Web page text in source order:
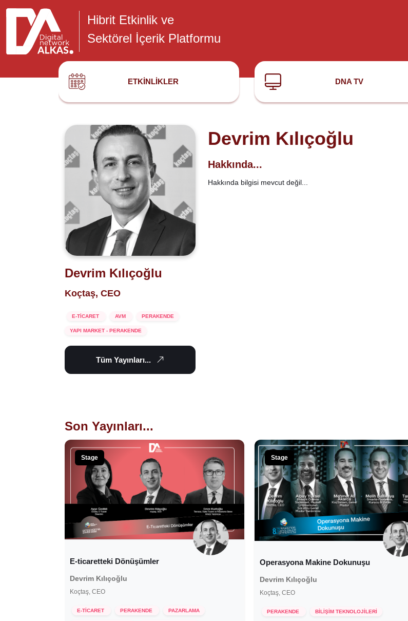
Hibrit Etkinlik ve
Sektörel İçerik Platformu
ETKINLIKLER DNA TV
Devrim Kılıçoğlu
Koçtaş, CEO
E-TİCARET AVM PERAKENDE
YAPI MARKET - PERAKENDE
Tüm Yayınları...
Devrim Kılıçoğlu
Hakkında...
Hakkında bilgisi mevcut değil...
Son Yayınları...
Stage
E-ticaretteki Dönüşümler
Devrim Kılıçoğlu
Koçtaş, CEO
E-TİCARET PERAKENDE PAZARLAMA
Stage
Operasyona Makine Dokunuşu
Devrim Kılıçoğlu
Koçtaş, CEO
PERAKENDE BİLİŞİM TEKNOLOJİLERİ